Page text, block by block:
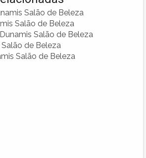
Salão de Beleza
Salão de Beleza
Salão de Beleza
de Beleza
Salão de Beleza